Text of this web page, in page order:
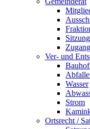
Ver- und
Wasser
Strom
Ortsrecht /